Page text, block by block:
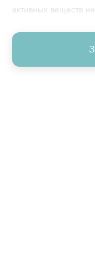
активных веществ
о восстановлении